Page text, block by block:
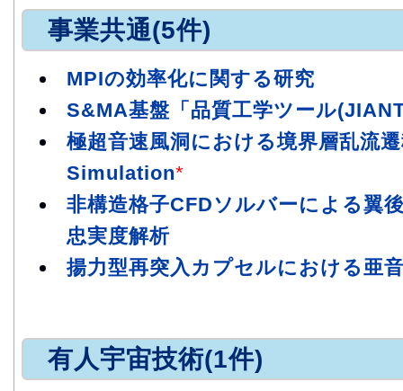
事業共通(5件)
MPIの効率化に関する研究
S&MA基盤「品質工学ツール
極超音速風洞における境界層乱流
Simulation*
非構造格子CFDソルバーによる翼
忠実度解析
揚力型再突入カプセルにおける亜
有人宇宙技術(1件)